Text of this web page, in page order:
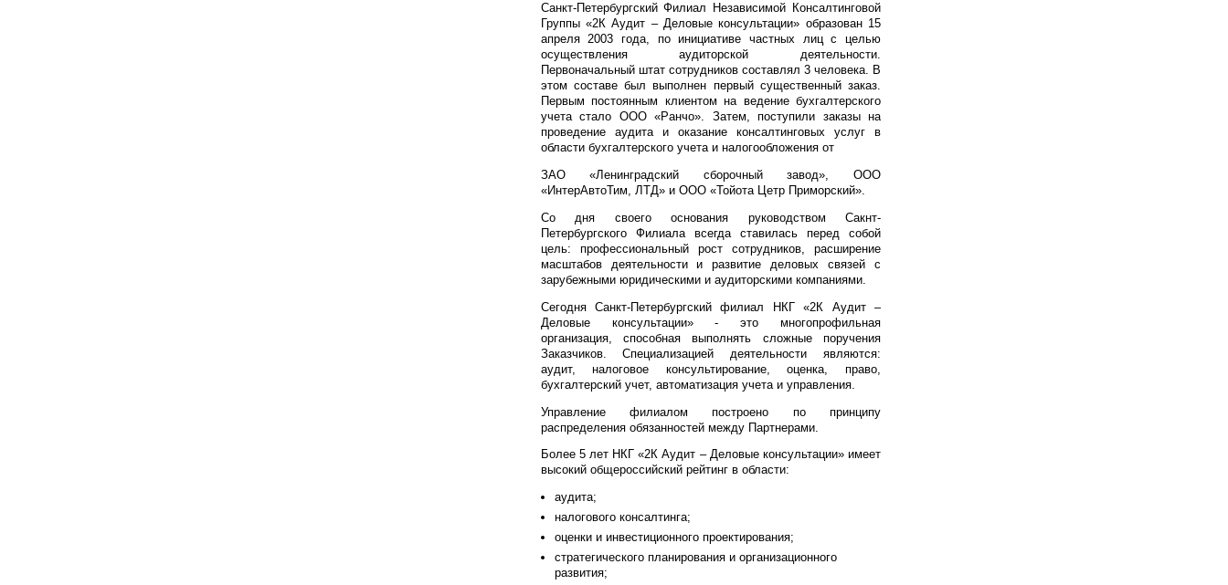
Санкт-Петербургский Филиал Независимой Консалтинговой
Группы «2К Аудит – Деловые консультации» образован 15
апреля 2003 года, по инициативе частных лиц с целью
осуществления аудиторской деятельности.
Первоначальный штат сотрудников составлял 3 человека. В
этом составе был выполнен первый существенный заказ.
Первым постоянным клиентом на ведение бухгалтерского
учета стало ООО «Ранчо». Затем, поступили заказы на
проведение аудита и оказание консалтинговых услуг в
области бухгалтерского учета и налогообложения от
ЗАО «Ленинградский сборочный завод», ООО
«ИнтерАвтоТим, ЛТД» и ООО «Тойота Цетр Приморский».
Со дня своего основания руководством Сакнт-
Петербургского Филиала всегда ставилась перед собой
цель: профессиональный рост сотрудников, расширение
масштабов деятельности и развитие деловых связей с
зарубежными юридическими и аудиторскими компаниями.
Сегодня Санкт-Петербургский филиал НКГ «2К Аудит –
Деловые консультации» - это многопрофильная
организация, способная выполнять сложные поручения
Заказчиков. Специализацией деятельности являются:
аудит, налоговое консультирование, оценка, право,
бухгалтерский учет, автоматизация учета и управления.
Управление филиалом построено по принципу
распределения обязанностей между Партнерами.
Более 5 лет НКГ «2К Аудит – Деловые консультации» имеет
высокий общероссийский рейтинг в области:
аудита;
налогового консалтинга;
оценки и инвестиционного проектирования;
стратегического планирования и организационного
развития;